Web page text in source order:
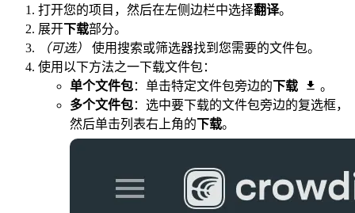
打开您的项目，然后在左侧边栏中选择翻译。
展开下载部分。
（可选）
使用搜索或筛选器找到您需要的文件包。
使用以下方法之一下载文件包：
单个文件包：单击特定文件包旁边的下载
。
多个文件包：选中要下载的文件包旁边的复选框，
然后单击列表右上角的下载。